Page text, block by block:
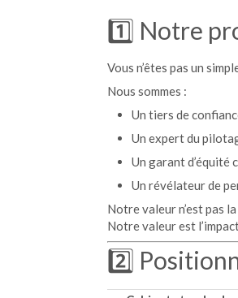
1️⃣ Notre
Vous n’êtes pas un
Nous sommes :
Un tiers de
Un expert du
Un garant d’équité
Un révélateur de
Notre valeur n’est pas
Notre valeur est
2️⃣